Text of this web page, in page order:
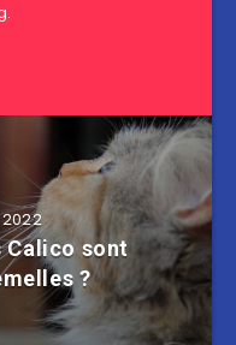
Calico sont
?